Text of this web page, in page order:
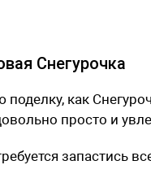
Снегурочка
поделку, как
просто и
запастись